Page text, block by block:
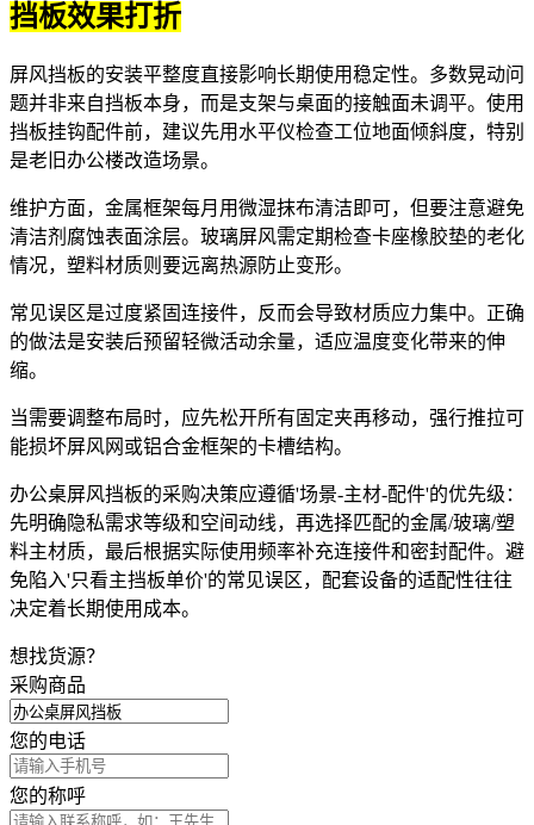
挡板效果打折
屏风挡板的安装平整度直接影响长期使用稳定性。多数晃动问
题并非来自挡板本身，而是支架与桌面的接触面未调平。使用
挡板挂钩配件前，建议先用水平仪检查工位地面倾斜度，特别
是老旧办公楼改造场景。
维护方面，金属框架每月用微湿抹布清洁即可，但要注意避免
清洁剂腐蚀表面涂层。玻璃屏风需定期检查卡座橡胶垫的老化
情况，塑料材质则要远离热源防止变形。
常见误区是过度紧固连接件，反而会导致材质应力集中。正确
的做法是安装后预留轻微活动余量，适应温度变化带来的伸
缩。
当需要调整布局时，应先松开所有固定夹再移动，强行推拉可
能损坏屏风网或铝合金框架的卡槽结构。
办公桌屏风挡板的采购决策应遵循'场景-主材-配件'的优先级：
先明确隐私需求等级和空间动线，再选择匹配的金属/玻璃/塑
料主材质，最后根据实际使用频率补充连接件和密封配件。避
免陷入'只看主挡板单价'的常见误区，配套设备的适配性往往
决定着长期使用成本。
想找货源？
采购商品
您的电话
您的称呼